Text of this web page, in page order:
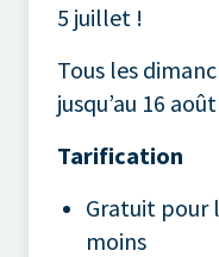
5 juillet !
Tous les
jusqu’au 16
Tarification
Gratuit pour
moins